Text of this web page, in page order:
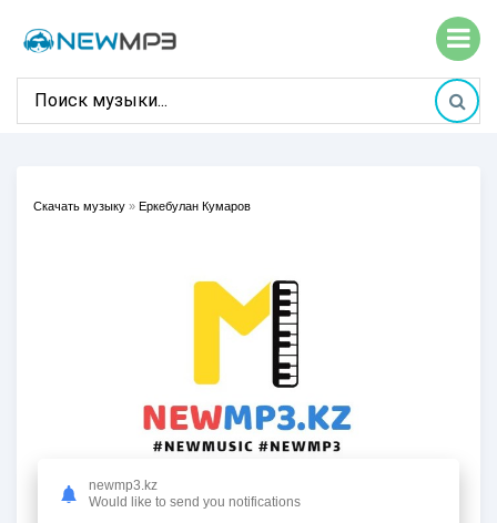
Скачать музыку » Еркебулан Кумаров
Мын сулу
newmp3.kz
Would like to send you notifications